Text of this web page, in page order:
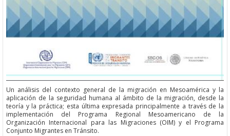
Un análisis del contexto general de la migración en Mesoamérica y la
aplicación de la seguridad humana al ámbito de la migración, desde la
teoría y la práctica; esta última expresada principalmente a través de la
implementación del Programa Regional Mesoamericano de la
Organización Internacional para las Migraciones (OIM) y el Programa
Conjunto Migrantes en Tránsito.